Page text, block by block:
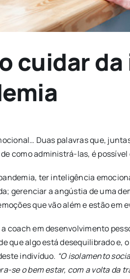
cuidar
Duas palavras que,
como administrá-las, é
ter inteligência
gerenciar a angústia de uma
que vão além e estão
coach em desenvolvimento
que algo está desequilibrado
indivíduo. “O isolamento
se o bem estar, com a volta da